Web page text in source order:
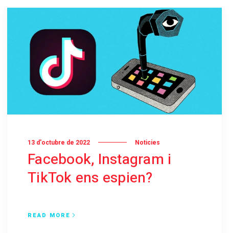
13 d'octubre de 2022 Noticies
Facebook, Instagram i
TikTok ens espien?
READ MORE